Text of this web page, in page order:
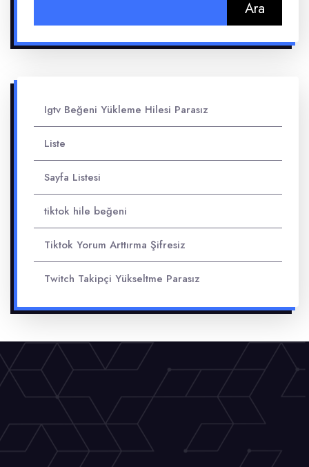
Igtv Beğeni Yükleme Hilesi Parasız
Liste
Sayfa Listesi
tiktok hile beğeni
Tiktok Yorum Arttırma Şifresiz
Twitch Takipçi Yükseltme Parasız